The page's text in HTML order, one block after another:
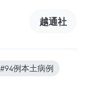
越通社
#94例本土病例